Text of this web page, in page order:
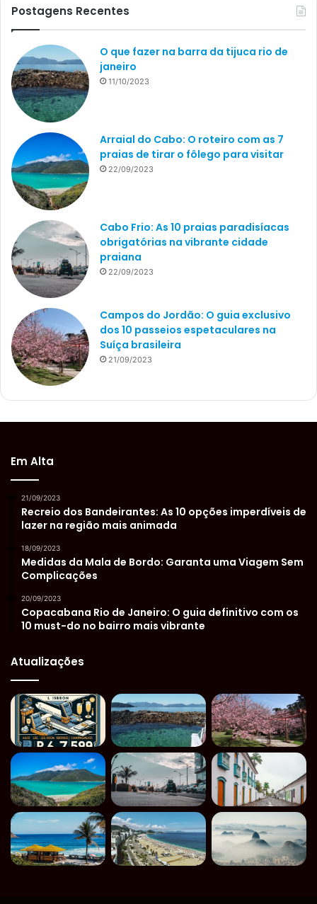
Postagens Recentes
O que fazer na barra da tijuca rio de
janeiro
11/10/2023
Arraial do Cabo: O roteiro com as 7
praias de tirar o fôlego para visitar
22/09/2023
Cabo Frio: As 10 praias paradisíacas
obrigatórias na vibrante cidade
praiana
22/09/2023
Campos do Jordão: O guia exclusivo
dos 10 passeios espetaculares na
Suíça brasileira
21/09/2023
Em Alta
21/09/2023
Recreio dos Bandeirantes: As 10 opções imperdíveis de
lazer na região mais animada
18/09/2023
Medidas da Mala de Bordo: Garanta uma Viagem Sem
Complicações
20/09/2023
Copacabana Rio de Janeiro: O guia definitivo com os
10 must-do no bairro mais vibrante
Atualizações